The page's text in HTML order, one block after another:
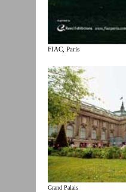
FIAC, Paris
Grand Palais